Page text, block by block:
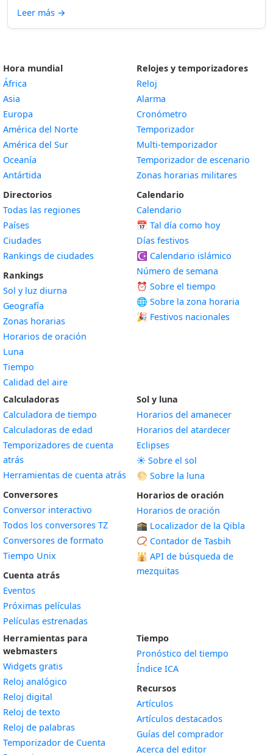
Leer más →
Hora mundial
África
Asia
Europa
América del Norte
América del Sur
Oceanía
Antártida
Directorios
Todas las regiones
Países
Ciudades
Rankings de ciudades
Rankings
Sol y luz diurna
Geografía
Zonas horarias
Horarios de oración
Luna
Tiempo
Calidad del aire
Relojes y temporizadores
Reloj
Alarma
Cronómetro
Temporizador
Multi-temporizador
Temporizador de escenario
Zonas horarias militares
Calendario
Calendario
📅 Tal día como hoy
Días festivos
☪️ Calendario islámico
Número de semana
⏰ Sobre el tiempo
🌐 Sobre la zona horaria
🎉 Festivos nacionales
Calculadoras
Calculadora de tiempo
Calculadoras de edad
Temporizadores de cuenta
atrás
Herramientas de cuenta atrás
Conversores
Conversor interactivo
Todos los conversores TZ
Conversores de formato
Tiempo Unix
Cuenta atrás
Eventos
Próximas películas
Películas estrenadas
Sol y luna
Horarios del amanecer
Horarios del atardecer
Eclipses
☀️ Sobre el sol
🌕 Sobre la luna
Horarios de oración
Horarios de oración
🕋 Localizador de la Qibla
📿 Contador de Tasbih
🕌 API de búsqueda de
mezquitas
Herramientas para
webmasters
Widgets gratis
Reloj analógico
Reloj digital
Reloj de texto
Reloj de palabras
Temporizador de Cuenta
Tiempo
Pronóstico del tiempo
Índice ICA
Recursos
Artículos
Artículos destacados
Guías del comprador
Acerca del editor